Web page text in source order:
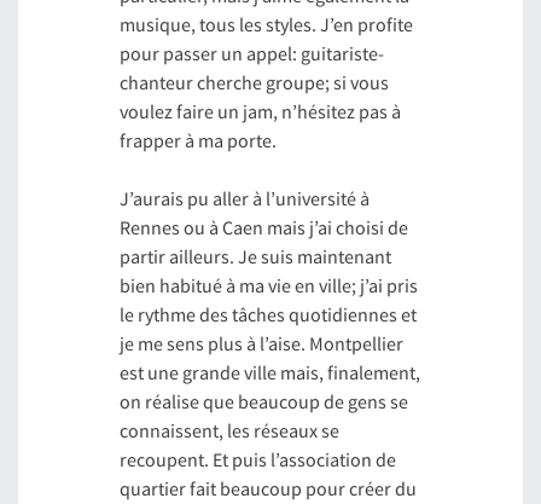
musique, tous les styles. J’en profite
pour passer un appel: guitariste-
chanteur cherche groupe; si vous
voulez faire un jam, n’hésitez pas à
frapper à ma porte.
J’aurais pu aller à l’université à
Rennes ou à Caen mais j’ai choisi de
partir ailleurs. Je suis maintenant
bien habitué à ma vie en ville; j’ai pris
le rythme des tâches quotidiennes et
je me sens plus à l’aise. Montpellier
est une grande ville mais, finalement,
on réalise que beaucoup de gens se
connaissent, les réseaux se
recoupent. Et puis l’association de
quartier fait beaucoup pour créer du